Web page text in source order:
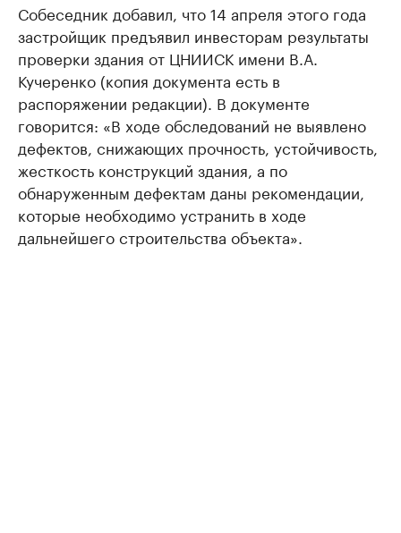
Собеседник добавил, что 14 апреля этого года
застройщик предъявил инвесторам результаты
проверки здания от ЦНИИСК имени В.А.
Кучеренко (копия документа есть в
распоряжении редакции). В документе
говорится: «В ходе обследований не выявлено
дефектов, снижающих прочность, устойчивость,
жесткость конструкций здания, а по
обнаруженным дефектам даны рекомендации,
которые необходимо устранить в ходе
дальнейшего строительства объекта».